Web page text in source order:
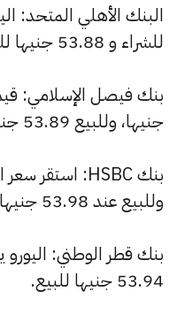
للشراء و 53.88 جنيها للبيع.
جنيها، وللبيع 53.89 جنيها.
وللبيع عند 53.98 جنيها.
53.94 جنيها للبيع.